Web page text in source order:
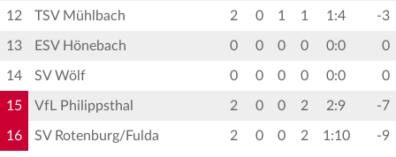
12 TSV Mühlbach 2 0 1 1 1:4 -3
13 ESV Hönebach 0 0 0 0 0:0 0
14 SV Wölf 0 0 0 0 0:0 0
15 VfL Philippsthal 2 0 0 2 2:9 -7
16 SV Rotenburg/Fulda 2 0 0 2 1:10 -9